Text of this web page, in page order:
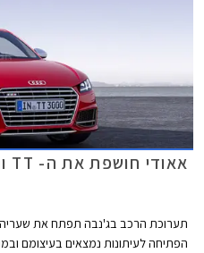
אאודי חושפת את ה- TT וה- TTS